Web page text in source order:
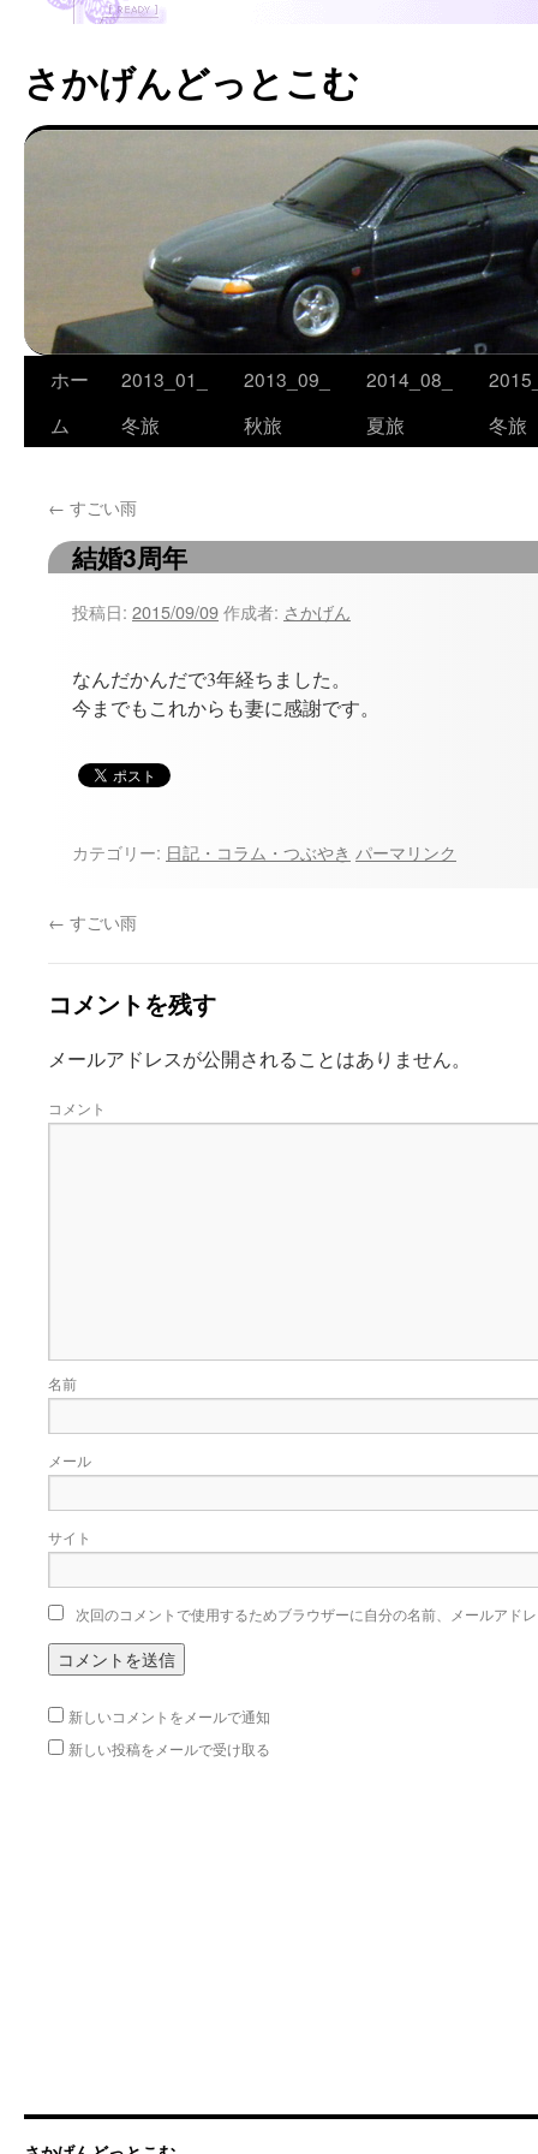
さかげんどっとこむ
コ
ン
ツ
ホー
ム
2013_01_
冬旅
2013_09_
秋旅
2014_08_
夏旅
冬旅
← すごい雨
結婚3周年
投稿日: 2015/09/09作成者: さかげん
なんだかんだで3年経ちました。
今までもこれからも妻に感謝です。
カテゴリー: 日記・コラム・つぶやき パーマリンク
← すごい雨
コメントを残す
メールアドレスが公開されることはありません。
コメント
名前
メール
サイト
次回のコメントで使用するためブラウザーに自分の名前、メールアド
新しいコメントをメールで通知
新しい投稿をメールで受け取る